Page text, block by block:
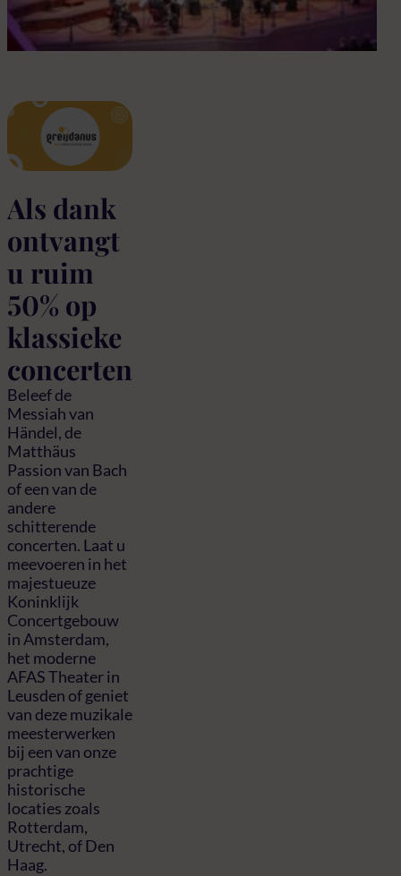
Als dank
ontvangt
u ruim
50% op
klassieke
concerten
Beleef de
Messiah van
Händel, de
Matthäus
Passion van Bach
of een van de
andere
schitterende
concerten. Laat u
meevoeren in het
majestueuze
Koninklijk
Concertgebouw
in Amsterdam,
het moderne
AFAS Theater in
Leusden of geniet
van deze muzikale
meesterwerken
bij een van onze
prachtige
historische
locaties zoals
Rotterdam,
Utrecht, of Den
Haag.